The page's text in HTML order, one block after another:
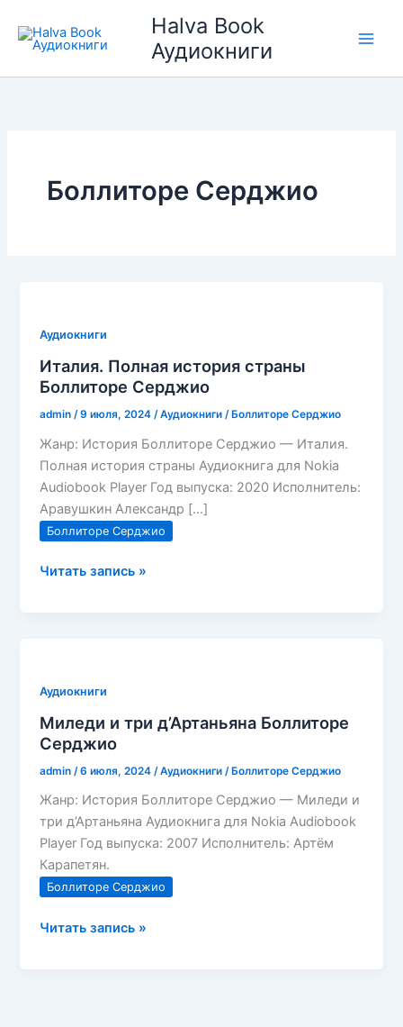
содержимому
Halva Book
Аудиокниги
Боллиторе Серджио
Аудиокниги
Италия. Полная история страны
Боллиторе Серджио
admin /9 июля, 2024 /Аудиокниги /Боллиторе Серджио
Жанр: История Боллиторе Серджио — Италия.
Полная история страны Аудиокнига для Nokia
Audiobook Player Год выпуска: 2020 Исполнитель:
Аравушкин Александр […]
Боллиторе Серджио
Италия.
Читать запись »
Аудиокниги
Миледи и три д’Артаньяна Боллиторе
Серджио
admin /6 июля, 2024 /Аудиокниги /Боллиторе Серджио
Жанр: История Боллиторе Серджио — Миледи и
три д’Артаньяна Аудиокнига для Nokia Audiobook
Player Год выпуска: 2007 Исполнитель: Артём
Карапетян.
Боллиторе Серджио
Миледи
Читать запись »